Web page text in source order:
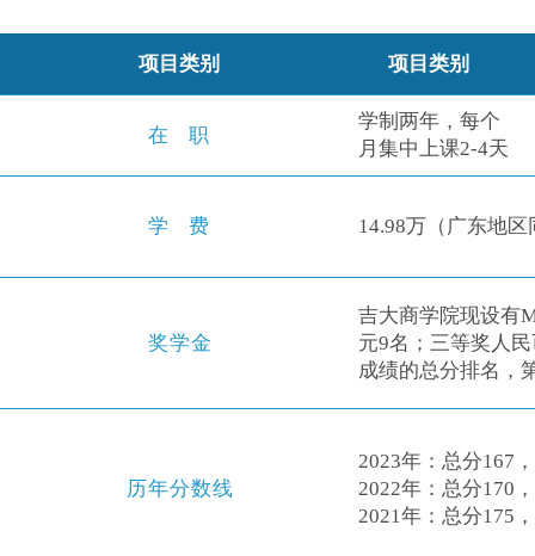
项目类别 项目类别
在职
学制两年，每个
月集中上课2-4天
学费 14.98万（广东地
奖学金
吉大商学院现设有
元9名；三等奖人
成绩的总分排名，
历年分数线
2023年：总分167
2022年：总分170
2021年：总分175